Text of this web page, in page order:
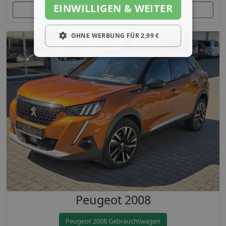
Modellbeschreibung
Peugeot 2008
Peugeot 2008 Gebrauchtwagen
EINWILLIGEN & WEITER
OHNE WERBUNG FÜR 2,99 €